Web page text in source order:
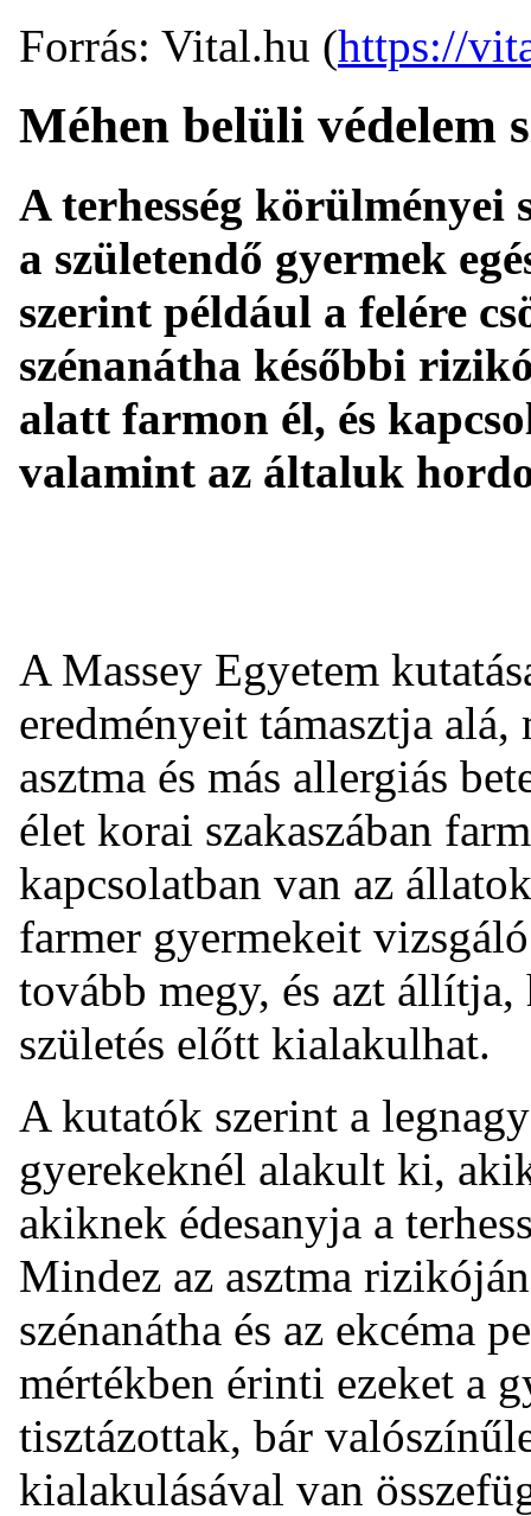
Forrás: Vital.hu (https://
Méhen belüli védelem
A terhesség körülményei
a születendő gyermek
szerint például a felére
szénanátha későbbi
alatt farmon él, és
valamint az általuk
A Massey Egyetem
eredményeit támasztja
asztma és más allergiás
élet korai szakaszában
kapcsolatban van az
farmer gyermekeit
tovább megy, és azt állítja,
születés előtt kialakulhat.
A kutatók szerint a
gyerekeknél alakult ki,
akiknek édesanyja a
Mindez az asztma
szénanátha és az ekcéma
mértékben érinti ezeket a
tisztázottak, bár
kialakulásával van